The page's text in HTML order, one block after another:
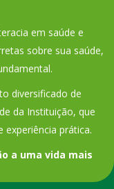
em saúde e
sobre sua saúde,
diversificado de
da Instituição, que
experiência prática.
a uma vida mais